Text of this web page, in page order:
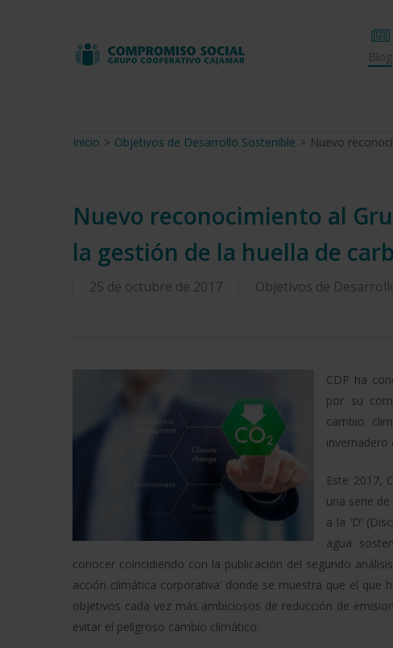
Blog
Inicio > Objetivos de Desarrollo Sostenible > Nuevo
Nuevo reconocimiento al
la gestión de la huella de
25 de octubre de 2017 Objetivos de
CDP ha
por su
cambio
invernadero
Este 2017,
una serie de
a la ‘D’
agua
conocer coincidiendo con la publicación del segundo
acción climática corporativa’ donde se muestra que el
objetivos cada vez más ambiciosos de reducción de
evitar el peligroso cambio climático.